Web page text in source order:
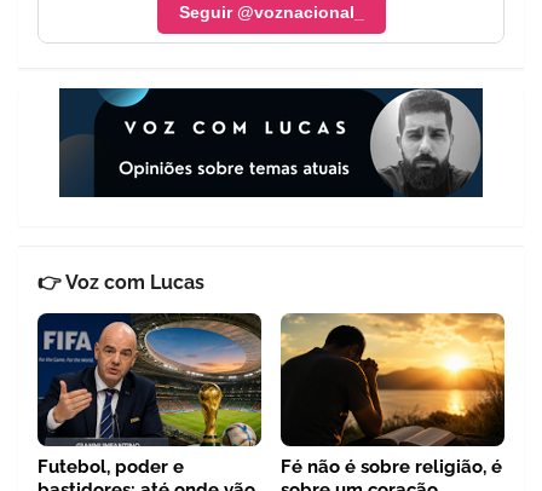
Seguir @voznacional_
👉 Voz com Lucas
Futebol, poder e
Fé não é sobre religião, é